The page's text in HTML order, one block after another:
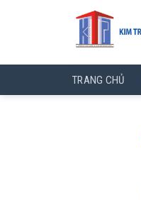
TRANG CHỦ